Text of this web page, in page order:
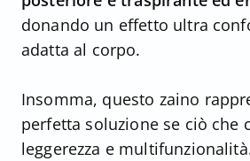
donando un effetto ultra
adatta al corpo.
Insomma, questo zaino
perfetta soluzione se ciò che
leggerezza e